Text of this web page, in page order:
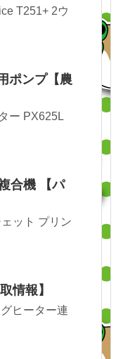
T251+ 2ウ
ポンプ【農
ー PX625L
合機 【パ
ット プリン
情報】
ヒーター連